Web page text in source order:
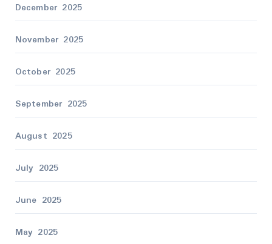
December 2025
November 2025
October 2025
September 2025
August 2025
July 2025
June 2025
May 2025